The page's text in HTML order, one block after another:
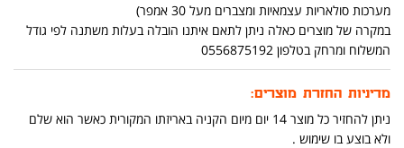
מערכות סולאריות עצמאיות ומצברים מעל 30 אמפר)
במקרה של מוצרים כאלה ניתן לתאם איתנו הובלה בעלות משתנה לפי גודל
המשלוח ומרחק בטלפון 0556875192
מדיניות החזרת מוצרים:
ניתן להחזיר כל מוצר 14 יום מיום הקניה באריזתו המקורית כאשר הוא שלם
ולא בוצע בו שימוש .